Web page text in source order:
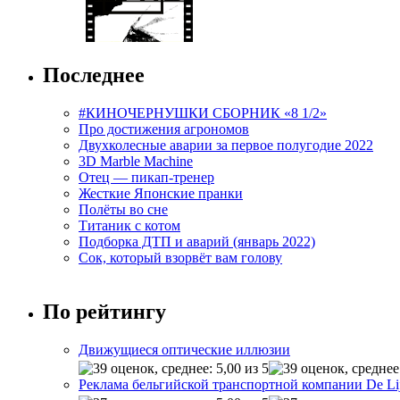
Последнее
#КИНОЧЕРНУШКИ СБОРНИК «8 1/2»
Про достижения агрономов
Двухколесные аварии за первое полугодие 2022
3D Marble Machine
Отец — пикап-тренер
Жесткие Японские пранки
Полёты во сне
Титаник с котом
Подборка ДТП и аварий (январь 2022)
Сок, который взорвёт вам голову
По рейтингу
Движущиеся оптические иллюзии
Реклама бельгийской транспортной компании De